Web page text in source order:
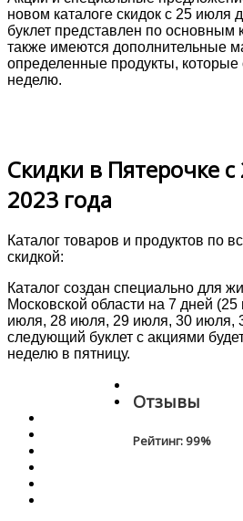
новом каталоге скидок с 25 июля
буклет представлен по основным
также имеются дополнительные
определенные продукты,
неделю.
Скидки в Пятерочке
2023 года
Каталог товаров и продуктов по
скидкой:
Каталог создан специально для
Московской области на 7 дней
июля, 28 июля, 29 июля, 30 июля,
следующий буклет с акциями
неделю в пятницу.
Отзывы
Рейтинг: 99%